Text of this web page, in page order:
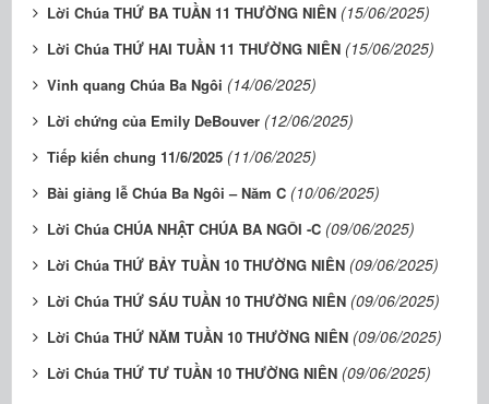
Lời Chúa THỨ BA TUẦN 11 THƯỜNG NIÊN (15/06/2025)
Lời Chúa THỨ HAI TUẦN 11 THƯỜNG NIÊN (15/06/2025)
Vinh quang Chúa Ba Ngôi (14/06/2025)
Lời chứng của Emily DeBouver (12/06/2025)
Tiếp kiến chung 11/6/2025 (11/06/2025)
Bài giảng lễ Chúa Ba Ngôi – Năm C (10/06/2025)
Lời Chúa CHÚA NHẬT CHÚA BA NGÔI -C (09/06/2025)
Lời Chúa THỨ BẢY TUẦN 10 THƯỜNG NIÊN (09/06/2025)
Lời Chúa THỨ SÁU TUẦN 10 THƯỜNG NIÊN (09/06/2025)
Lời Chúa THỨ NĂM TUẦN 10 THƯỜNG NIÊN (09/06/2025)
Lời Chúa THỨ TƯ TUẦN 10 THƯỜNG NIÊN (09/06/2025)